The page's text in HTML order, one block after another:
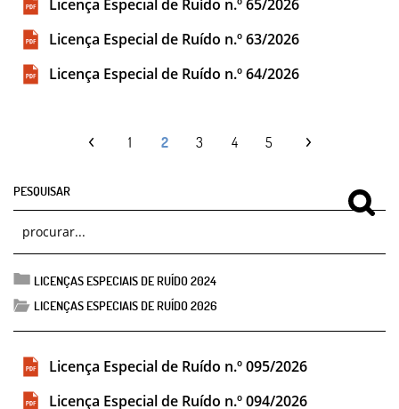
Licença Especial de Ruído n.º 65/2026
Licença Especial de Ruído n.º 63/2026
Licença Especial de Ruído n.º 64/2026
1 2 3 4 5
PESQUISAR
LICENÇAS ESPECIAIS DE RUÍDO 2024
LICENÇAS ESPECIAIS DE RUÍDO 2026
Licença Especial de Ruído n.º 095/2026
Licença Especial de Ruído n.º 094/2026